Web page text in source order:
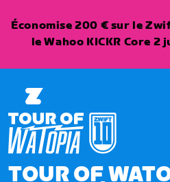
Économise 200 € sur le
le Wahoo KICKR Core 2
TOUR OF